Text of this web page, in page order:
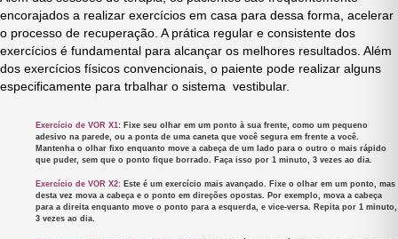
encorajados a realizar exercícios em casa para dessa forma, acelerar
o processo de recuperação. A prática regular e consistente dos
exercícios é fundamental para alcançar os melhores resultados. Além
dos exercícios físicos convencionais, o paiente pode realizar alguns
especificamente para trbalhar o sistema vestibular.
Exercício de VOR X1 : Fixe seu olhar em um ponto à sua frente, como um pequeno
adesivo na parede, ou a ponta de uma caneta que você segura em frente a você.
Mantenha o olhar fixo enquanto move a cabeça de um lado para o outro o mais rápido
que puder, sem que o ponto fique borrado. Faça isso por 1 minuto, 3 vezes ao dia.
Exercício de VOR X2: Este é um exercício mais avançado. Fixe o olhar em um ponto, mas
desta vez mova a cabeça e o ponto em direções opostas. Por exemplo, mova a cabeça
para a direita enquanto move o ponto para a esquerda, e vice-versa. Repita por 1 minuto,
3 vezes ao dia.